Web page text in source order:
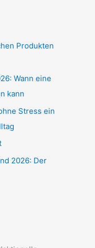
Produkten
Wann eine
kann
Stress ein
2026: Der